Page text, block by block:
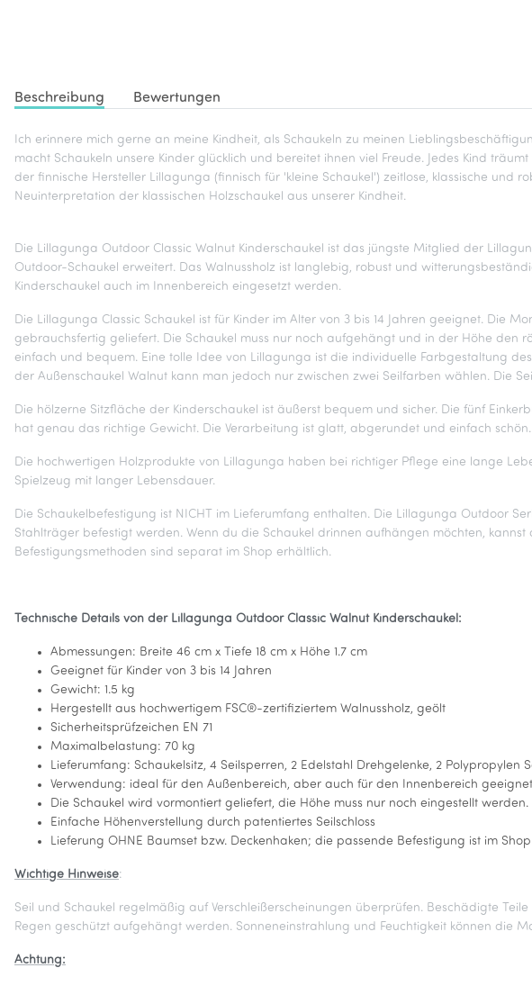
Beschreibung Bewertungen
Ich erinnere mich gerne an meine Kindheit, als Schaukeln zu meinen
macht Schaukeln unsere Kinder glücklich und bereitet ihnen viel Freude. Jedes Kind
der finnische Hersteller Lillagunga (finnisch für 'kleine Schaukel') zeitlose, klassische und
Neuinterpretation der klassischen Holzschaukel aus unserer Kindheit.
Die Lillagunga Outdoor Classic Walnut Kinderschaukel ist das jüngste Mitglied der
Outdoor-Schaukel erweitert. Das Walnussholz ist langlebig, robust und
Kinderschaukel auch im Innenbereich eingesetzt werden.
Die Lillagunga Classic Schaukel ist für Kinder im Alter von 3 bis 14 Jahren geeignet. Die
gebrauchsfertig geliefert. Die Schaukel muss nur noch aufgehängt und in der Höhe
einfach und bequem. Eine tolle Idee von Lillagunga ist die individuelle Farbgestaltung
der Außenschaukel Walnut kann man jedoch nur zwischen zwei Seilfarben wählen. Die
Die hölzerne Sitzfläche der Kinderschaukel ist äußerst bequem und sicher. Die fünf
hat genau das richtige Gewicht. Die Verarbeitung ist glatt, abgerundet und einfach
Die hochwertigen Holzprodukte von Lillagunga haben bei richtiger Pflege eine lange
Spielzeug mit langer Lebensdauer.
Die Schaukelbefestigung ist NICHT im Lieferumfang enthalten. Die Lillagunga Outdoor
Stahlträger befestigt werden. Wenn du die Schaukel drinnen aufhängen möchten,
Befestigungsmethoden sind separat im Shop erhältlich.
Technische Details von der Lillagunga Outdoor Classic Walnut Kinderschaukel:
Abmessungen: Breite 46 cm x Tiefe 18 cm x Höhe 1.7 cm
Geeignet für Kinder von 3 bis 14 Jahren
Gewicht: 1.5 kg
Hergestellt aus hochwertigem FSC®-zertifiziertem Walnussholz, geölt
Sicherheitsprüfzeichen EN 71
Maximalbelastung: 70 kg
Lieferumfang: Schaukelsitz, 4 Seilsperren, 2 Edelstahl Drehgelenke, 2 Polypropylen
Verwendung: ideal für den Außenbereich, aber auch für den Innenbereich geeignet
Die Schaukel wird vormontiert geliefert, die Höhe muss nur noch eingestellt werden.
Einfache Höhenverstellung durch patentiertes Seilschloss
Lieferung OHNE Baumset bzw. Deckenhaken; die passende Befestigung ist im
Wichtige Hinweise:
Seil und Schaukel regelmäßig auf Verschleißerscheinungen überprüfen. Beschädigte
Regen geschützt aufgehängt werden. Sonneneinstrahlung und Feuchtigkeit können die
Achtung: